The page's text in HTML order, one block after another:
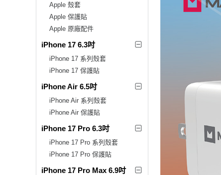
Apple 殼套
Apple 保護貼
Apple 原廠配件
iPhone 17 6.3吋
iPhone 17 系列殼套
iPhone 17 保護貼
iPhone Air 6.5吋
iPhone Air 系列殼套
iPhone Air 保護貼
iPhone 17 Pro 6.3吋
iPhone 17 Pro 系列殼套
iPhone 17 Pro 保護貼
iPhone 17 Pro Max 6.9吋